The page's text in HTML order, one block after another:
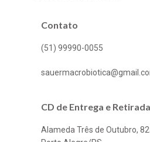
Contato
(51) 99990-0055
CD de Entrega e
Alameda Três de Outubro,